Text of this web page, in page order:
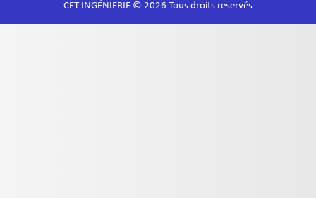
CET INGÉNIERIE © 2026 Tous droits reservés